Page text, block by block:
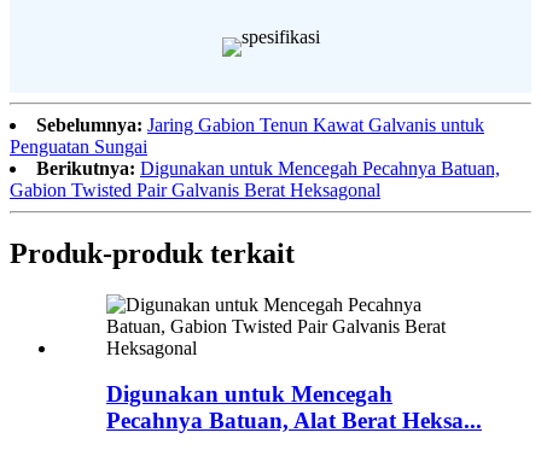
Sebelumnya: Jaring Gabion Tenun Kawat Galvanis untuk
Penguatan Sungai
Berikutnya: Digunakan untuk Mencegah Pecahnya Batuan,
Gabion Twisted Pair Galvanis Berat Heksagonal
Produk-produk terkait
Digunakan untuk Mencegah
Pecahnya Batuan, Alat Berat Heksa...